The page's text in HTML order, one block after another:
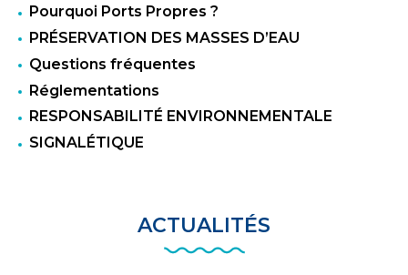
Pourquoi Ports Propres ?
PRÉSERVATION DES MASSES D’EAU
Questions fréquentes
Réglementations
RESPONSABILITÉ ENVIRONNEMENTALE
SIGNALÉTIQUE
ACTUALITÉS